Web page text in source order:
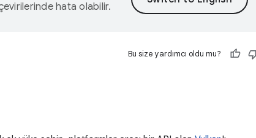
hata olabilir.
Bu size yardımcı oldu mu?